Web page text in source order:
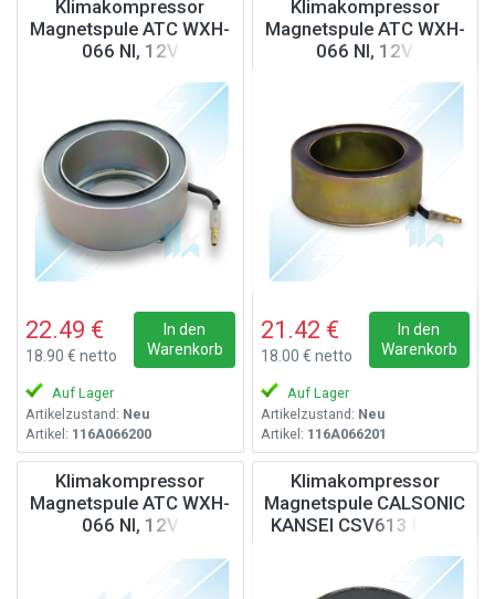
Klimakompressor
Magnetspule ATC WXH-
066 NI, 12V
22.49 €
18.90 € netto
In den
Warenkorb
Auf Lager
Artikelzustand: Neu
Artikel: 116A066200
Klimakompressor
Magnetspule ATC WXH-
066 NI, 12V
21.42 €
18.00 € netto
In den
Warenkorb
Auf Lager
Artikelzustand: Neu
Artikel: 116A066201
Klimakompressor
Magnetspule ATC WXH-
066 NI, 12V
Klimakompressor
Magnetspule CALSONIC
KANSEI CSV613 BMW,